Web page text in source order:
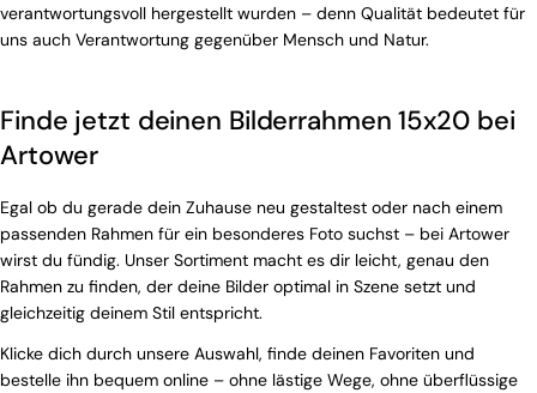
verantwortungsvoll hergestellt wurden – denn Qualität bedeutet für
uns auch Verantwortung gegenüber Mensch und Natur.
Finde jetzt deinen Bilderrahmen 15x20 bei
Artower
Egal ob du gerade dein Zuhause neu gestaltest oder nach einem
passenden Rahmen für ein besonderes Foto suchst – bei Artower
wirst du fündig. Unser Sortiment macht es dir leicht, genau den
Rahmen zu finden, der deine Bilder optimal in Szene setzt und
gleichzeitig deinem Stil entspricht.
Klicke dich durch unsere Auswahl, finde deinen Favoriten und
bestelle ihn bequem online – ohne lästige Wege, ohne überflüssige